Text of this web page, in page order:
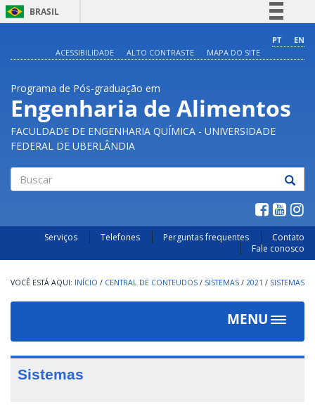
BRASIL
Comunica BR
Acesso à informação
Legislação
PT
EN
ACESSIBILIDADE
ALTO CONTRASTE MAPA DO SITE
Programa de Pós-graduação em
Engenharia de Alimentos
FACULDADE DE ENGENHARIA QUÍMICA - UNIVERSIDADE
FEDERAL DE UBERLÂNDIA
Serviços Telefones Perguntas frequentes
Contato
Fale conosco
INÍCIO / CENTRAL DE CONTEUDOS / SISTEMAS / 2021 / SISTEMAS
MENU
Toggle
Sistemas